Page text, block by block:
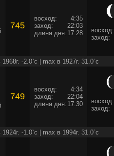
745
восход:
4:35
заход:
22:03
длина дня: 17:28 восход:
заход:
-2.0`c | max в 1927г. 31.0`c
749
восход:
4:34
заход:
22:04
длина дня: 17:30 восход:
заход:
-1.0`c | max в 1994г. 31.0`c